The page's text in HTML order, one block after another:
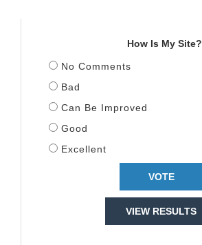
How Is My Site?
No Comments
Bad
Can Be Improved
Good
Excellent
VIEW RESULTS